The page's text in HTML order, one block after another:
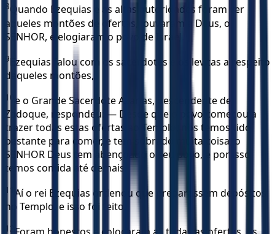
8Quando Ezequias e as altas autoridades foram ver
aqueles montões de ofertas, louvaram a Deus, o
SENHOR, e elogiaram o povo de Israel.
9
Ezequias falou com os sacerdotes e os levitas a respeito
daqueles montões,
10 e o Grande Sacerdote Azarias, descendente de
Zadoque, respondeu: — Desde que o povo começou a
trazer todas estas ofertas ao Templo, nós temos tido
bastante para comer, e tem sobrado muita coisa; o
SENHOR Deus tem abençoado o seu povo, e por isso
temos comida até demais.
11
Aí o rei Ezequias ordenou que preparassem depósitos
no Templo, e isso foi feito.
12